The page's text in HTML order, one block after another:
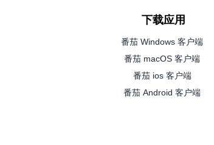
下载应用
番茄 Windows 客户端
番茄 macOS 客户端
番茄 ios 客户端
番茄 Android 客户端